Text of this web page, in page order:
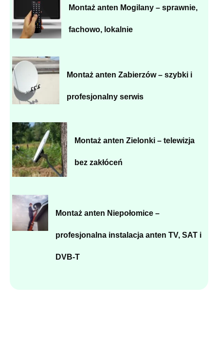
Montaż anten Mogilany – sprawnie,
fachowo, lokalnie
Montaż anten Zabierzów – szybki i
profesjonalny serwis
Montaż anten Zielonki – telewizja
bez zakłóceń
Montaż anten Niepołomice –
profesjonalna instalacja anten TV, SAT i
DVB-T